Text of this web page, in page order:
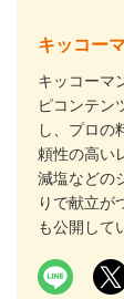
キッコー
キッコーマ
ピコンテン
し、プロの
頼性の高い
減塩などの
りで献立が
も公開して